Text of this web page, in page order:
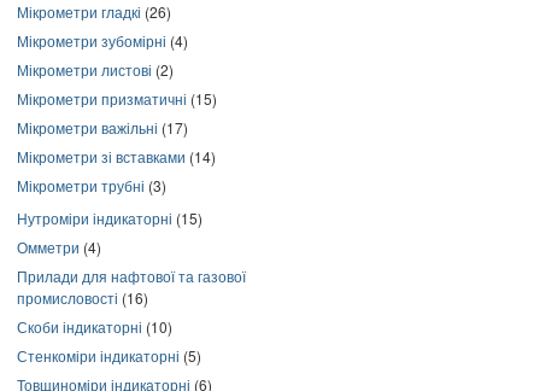
Мікрометри гладкі (26)
Мікрометри зубомірні (4)
Мікрометри листові (2)
Мікрометри призматичні (15)
Мікрометри важільні (17)
Мікрометри зі вставками (14)
Мікрометри трубні (3)
Нутроміри індикаторні (15)
Омметри (4)
Прилади для нафтової та газової
промисловості (16)
Скоби індикаторні (10)
Стенкоміри індикаторні (5)
Товщиноміри індикаторні (6)